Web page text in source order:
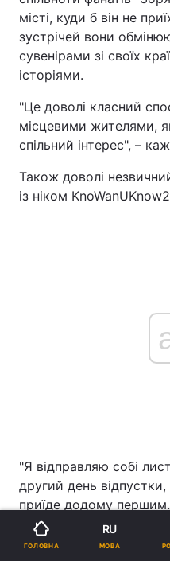
місті, куди б він не
зустрічей вони
сувенірами зі своїх
історіями.
"Це доволі класний
місцевими жителями,
спільний інтерес", –
Також доволі
із ніком
"Я відправляю собі
другий день
приїде додому
міжнародна пошта йде
отримую приємне
ГОЛОВНА
RU
МОВА